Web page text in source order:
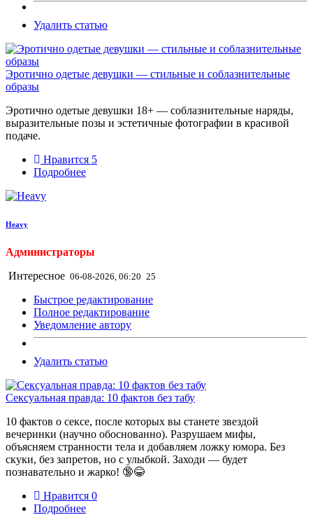
Удалить статью
Эротично одетые девушки — стильные и соблазнительные
образы
Эротично одетые девушки 18+ — соблазнительные наряды,
выразительные позы и эстетичные фотографии в красивой
подаче.
Нравится 5
Подробнее
Heavy
Администраторы
Интересное 06-08-2026, 06:20 25
Быстрое редактирование
Полное редактирование
Уведомление автору
Удалить статью
Сексуальная правда: 10 фактов без табу
10 фактов о сексе, после которых вы станете звездой
вечеринки (научно обоснованно). Разрушаем мифы,
объясняем странности тела и добавляем ложку юмора. Без
скуки, без запретов, но с улыбкой. Заходи — будет
познавательно и жарко! 🔞😂
Нравится 0
Подробнее